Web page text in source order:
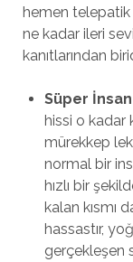
hemen telepatik
ne kadar ileri
kanıtlarından
Süper
hissi o kadar
mürekkep
normal bir
hızlı bir
kalan kısmı
hassastır,
gerçekleşen